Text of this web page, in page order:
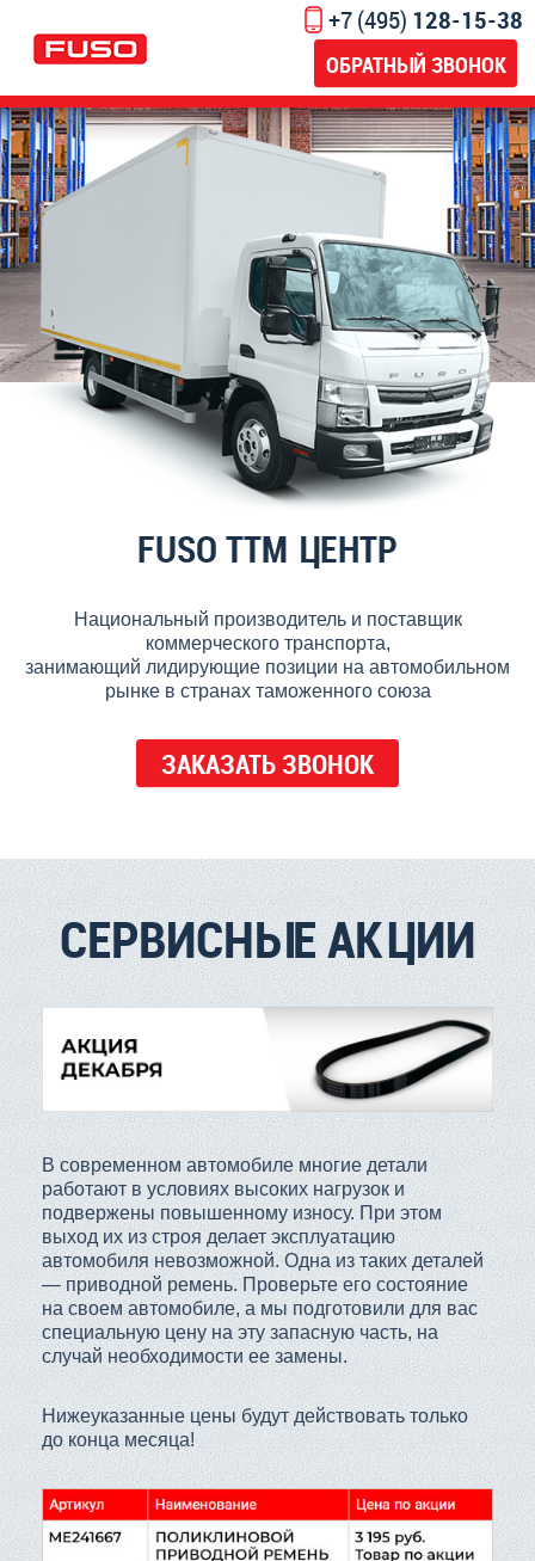
ОБРАТНЫЙ ЗВОНОК
+7 (495) 128-15-38
FUSO ТТМ ЦЕНТР
Национальный производитель и поставщик
коммерческого транспорта,
занимающий лидирующие позиции на автомобильном
рынке в странах таможенного союза
ЗАКАЗАТЬ ЗВОНОК
СЕРВИСНЫЕ АКЦИИ
В современном автомобиле многие детали
работают в условиях высоких нагрузок и
подвержены повышенному износу. При этом
выход их из строя делает эксплуатацию
автомобиля невозможной. Одна из таких деталей
— приводной ремень. Проверьте его состояние
на своем автомобиле, а мы подготовили для вас
специальную цену на эту запасную часть, на
случай необходимости ее замены.
Нижеуказанные цены будут действовать только
до конца месяца!